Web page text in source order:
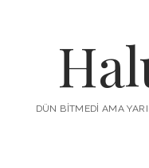
DÜN BITMEDI AMA